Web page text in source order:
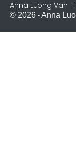
Anna Luong Van
© 2026 - Anna